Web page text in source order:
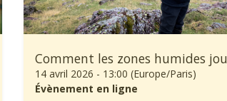
14 avril 2026 - 13:00 (Europe/Paris)
Évènement en ligne